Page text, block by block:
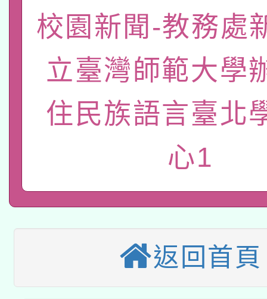
「數位內容與教學軟體
pilot」
有關大陸委員會函釋公
薪期間赴陸應申請許可
轉知經濟部水利署委託
業技術研究院辦理「
用水績優單位及節水達
115年8月22日(星期六
開 智慧啟航」
2026年桃園地景藝術
本校115學年度第2次
招甄選結果公告(無人
招)
適應運動共學行動站研
暨閱讀推動專業研習
科技賦能─人工智慧
礎課程
校園新聞-教務處
立臺灣師範大學
住民族語言臺北
心1
返回首頁